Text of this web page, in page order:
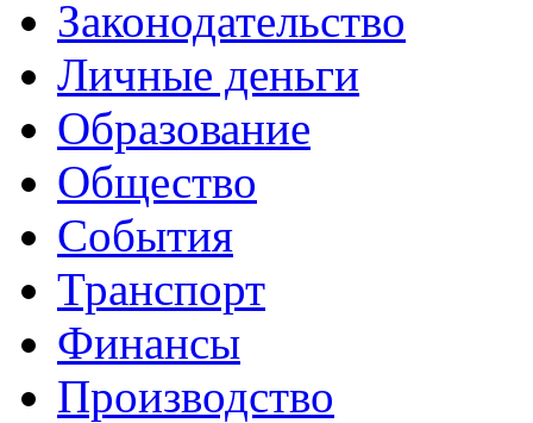
Законодательство
Личные деньги
Образование
Общество
События
Транспорт
Финансы
Производство